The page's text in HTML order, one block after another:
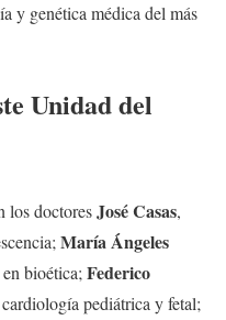
y genética médica del más
Unidad del
los doctoresJosé Casas,
María Ángeles
bioética;Federico
pediátrica y fetal;